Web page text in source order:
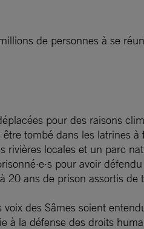
de personnes à se
pour des raisons
tombé dans les latrines
locales et un parc
pour avoir
ans de prison assortis
des Sâmes soient
à la défense des droits